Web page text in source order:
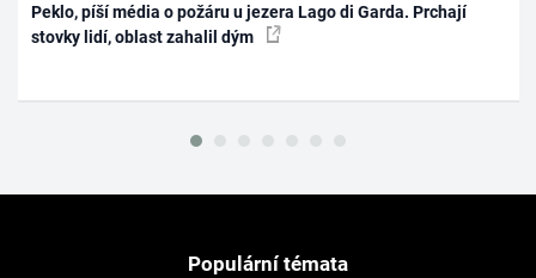
Peklo, píší média o požáru u jezera Lago di Garda. Prchají
stovky lidí, oblast zahalil dým
Populární témata